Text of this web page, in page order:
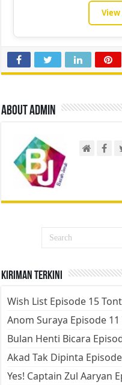
View
About admin
Kiriman Terkini
Wish List Episode 15
Anom Suraya Episode
Bulan Henti Bicara
Akad Tak Dipinta
Yes! Captain Zul Aaryan